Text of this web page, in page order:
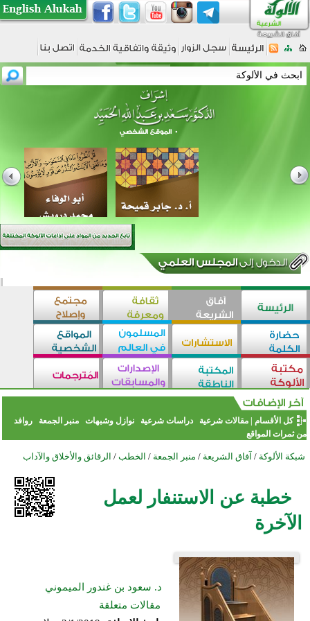
كل الأقسام |مقالات شرعية دراسات شرعية نوازل وشبهات منبر الجمعة
روافد
من ثمرات المواقع
شبكة الألوكة / آفاق الشريعة / منبر الجمعة / الخطب / الرقائق والأخلاق والآداب
خطبة عن الاستنفار لعمل
الآخرة
د. سعود بن غندور الميموني
مقالات متعلقة